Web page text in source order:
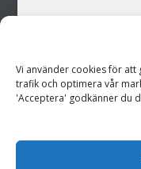
Vi använder cookies för att
trafik och optimera vår
'Acceptera' godkänner du
cookies